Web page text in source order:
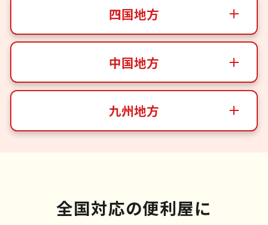
四国地方
中国地方
九州地方
全国対応の便利屋に